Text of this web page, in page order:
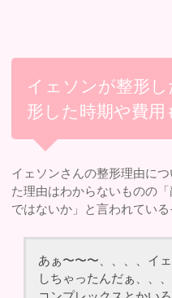
イェソンが整形
形した時期や費用
イェソンさんの整形理由に
た理由はわからないものの
ではないか」と言われている
あぁ〜〜〜、、、、イ
しちゃったんだぁ、、、